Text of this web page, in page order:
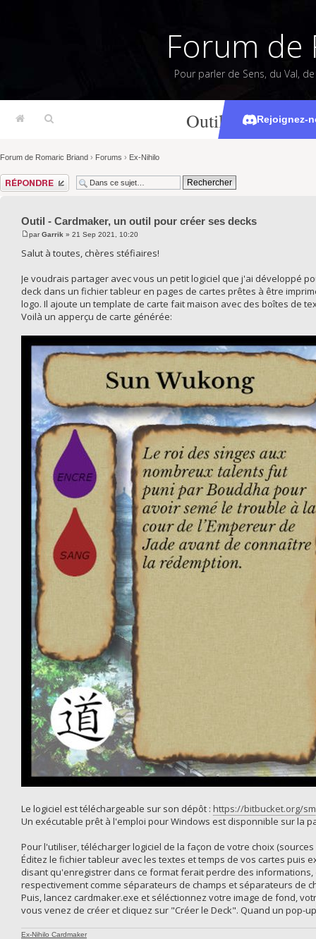
Forum de
Pour parler de Sens, du Val,
Rejoignez-
Outil -
Forum de Romaric Briand › Forums › Ex-Nihilo
Répondre
Outil - Cardmaker, un outil pour créer ses decks
parGarrik » 21 Sep 2021, 10:20
Salut à toutes, chères stéfiaires!
Je voudrais partager avec vous un petit logiciel que j'ai développé
deck dans un fichier tableur en pages de cartes prêtes à être
logo. Il ajoute un template de carte fait maison avec des boîtes de
Voilà un apperçu de carte générée:
Le logiciel est téléchargeable sur son dépôt : https://bitbucket.org/
Un exécutable prêt à l'emploi pour Windows est disponnible sur la
Pour l'utiliser, télécharger logiciel de la façon de votre choix
Éditez le fichier tableur avec les textes et temps de vos cartes puis
disant qu'enregistrer dans ce format ferait perdre des
respectivement comme séparateurs de champs et séparateurs de
Puis, lancez cardmaker.exe et séléctionnez votre image de fond,
vous venez de créer et cliquez sur "Créer le Deck". Quand un pop-
Ex-Nihilo Cardmaker